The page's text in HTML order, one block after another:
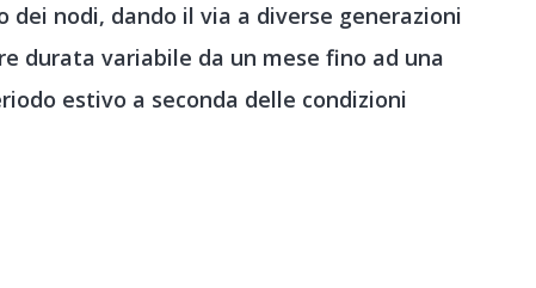
dei nodi, dando il via a diverse generazioni
durata variabile da un mese fino ad una
estivo a seconda delle condizioni